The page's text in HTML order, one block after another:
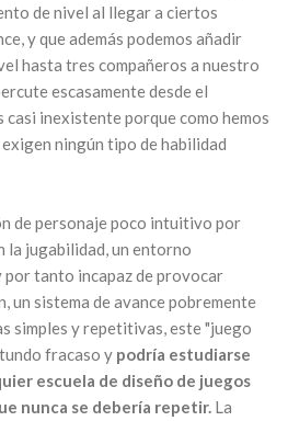
de nivel al llegar a ciertos
y que además podemos añadir
hasta tres compañeros a nuestro
escasamente desde el
casi inexistente porque como hemos
ningún tipo de habilidad
de personaje poco intuitivo por
la jugabilidad, un entorno
tanto incapaz de provocar
un sistema de avance pobremente
simples y repetitivas, este "juego
fracaso y podría estudiarse
escuela de diseño de juegos
nunca se debería repetir. La